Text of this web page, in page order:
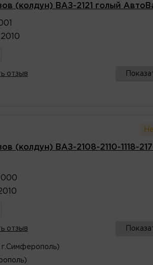
(колдун) ВАЗ-2121 голый
отзыв
(колдун) ВАЗ-2108-2110-1118-
отзыв